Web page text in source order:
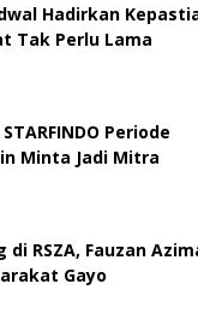
Hadirkan
Tak Perlu Lama
Periode
Minta Jadi Mitra
RSZA, Fauzan
Gayo